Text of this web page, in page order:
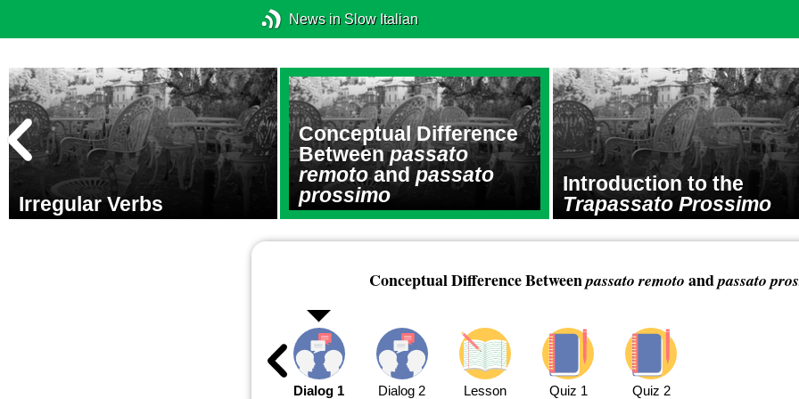
News in Slow Italian
Irregular Verbs
Conceptual Difference
Betweenpassato
remotoandpassato
prossimo
Introduction to the
Trapassato Prossimo
Conceptual Difference Betweenpassato remoto andpassato
Dialog 1 Dialog 2 Lesson Quiz 1 Quiz 2